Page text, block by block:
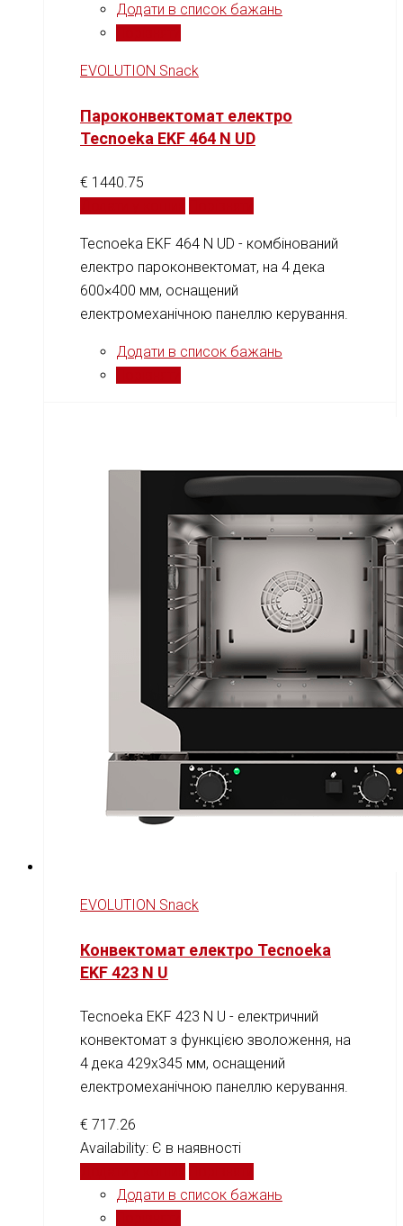
Додати в список бажань
EVOLUTION Snack
Пароконвектомат електро
Tecnoeka EKF 464 N UD
€ 1440.75
Tecnoeka EKF 464 N UD - комбінований
електро пароконвектомат, на 4 дека
600×400 мм, оснащений
електромеханічною панеллю керування.
Додати в список бажань
EVOLUTION Snack
Конвектомат електро Tecnoeka
EKF 423 N U
Tecnoeka EKF 423 N U - електричний
конвектомат з функцією зволоження, на
4 дека 429x345 мм, оснащений
електромеханічною панеллю керування.
€ 717.26
Availability: Є в наявності
Додати в список бажань